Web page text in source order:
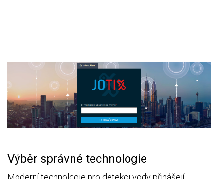
Výběr správné technologie
Moderní technologie pro detekci vody přinášejí